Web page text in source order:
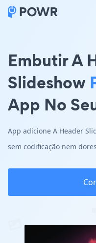
Embutir A
Slideshow
App No
App adicione A Header
sem codificação nem